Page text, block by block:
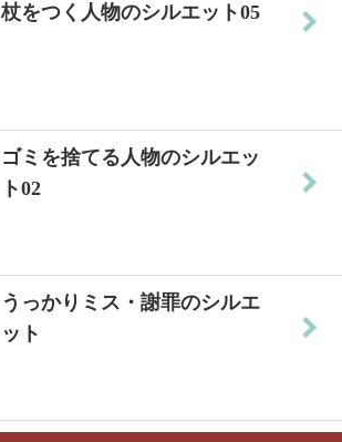
杖をつく人物のシルエット05
ゴミを捨てる人物のシルエッ
ト02
うっかりミス・謝罪のシルエ
ット